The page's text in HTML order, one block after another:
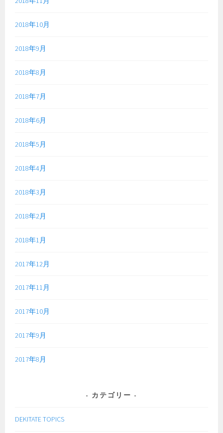
2018年10月
2018年9月
2018年8月
2018年7月
2018年6月
2018年5月
2018年4月
2018年3月
2018年2月
2018年1月
2017年12月
2017年11月
2017年10月
2017年9月
2017年8月
カテゴリー
DEKITATE TOPICS